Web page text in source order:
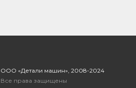
ООО «Детали машин», 2008-2024
Все права защищены